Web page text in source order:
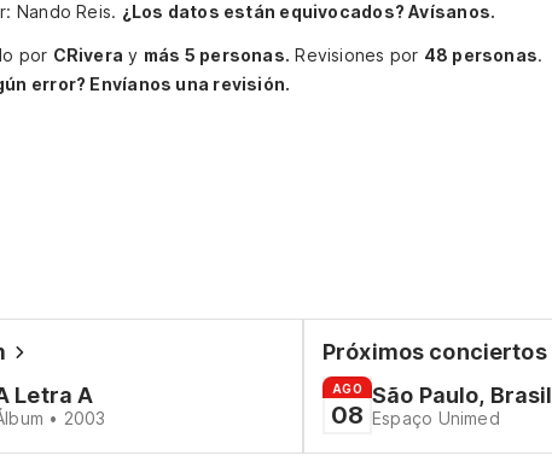
Nando Reis. ¿Los datos están equivocados? Avísanos.
por CRivera y más 5 personas. Revisiones por 48 personas.
error? Envíanos una revisión.
Letra A
• 2003
Próximos conciertos
AGO
08
São Paulo, Brasil
Espaço Unimed